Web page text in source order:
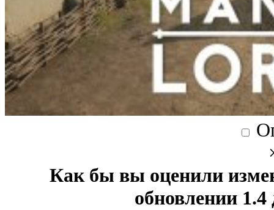
Как бы вы оценили
обновлении